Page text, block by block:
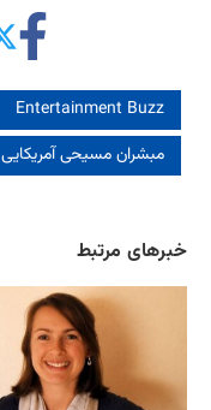
Entertainment Buzz
مبشران مسیحی آمریکایی
خبرهای مرتبط